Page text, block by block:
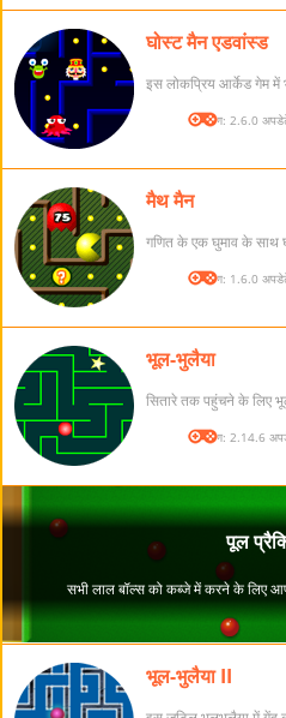
घोस्ट मैन एडवांस्ड
इस लोकप्रिय आर्केड गेम में
संस्करण: 2.6.0
मैथ मैन
गणित के एक घुमाव के साथ
संस्करण: 1.6.0
भूल-भुलैया
सितारे तक पहुंचने के लिए
संस्करण: 2.14.6
भूल-भुलैया II